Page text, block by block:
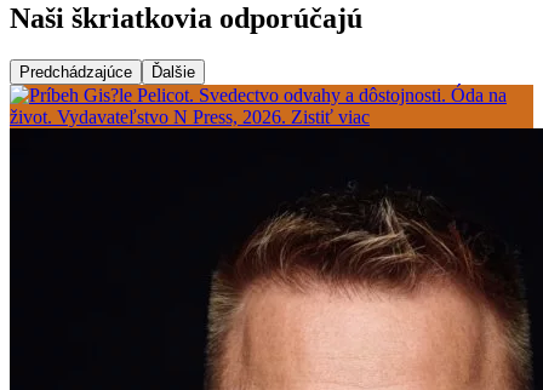
Naši škriatkovia odporúčajú
Predchádzajúce Ďalšie